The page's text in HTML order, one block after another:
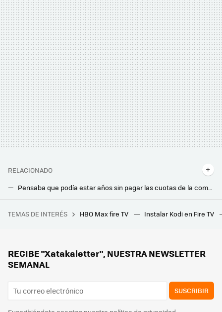
RELACIONADO
Pensaba que podía estar años sin pagar las cuotas de la comunidad de vecinos y que prescribían. Esto es lo que dice la Ley
Ryan Reynolds une fuerzas con los directores de la mejor película de aventuras de los últimos años en el genial tráiler de 'Mayday'
TEMAS DE INTERÉS HBO Max fire TV Instalar Kodi en Fire TV
RECIBE "Xatakaletter", NUESTRA NEWSLETTER
SEMANAL
SUSCRIBIR